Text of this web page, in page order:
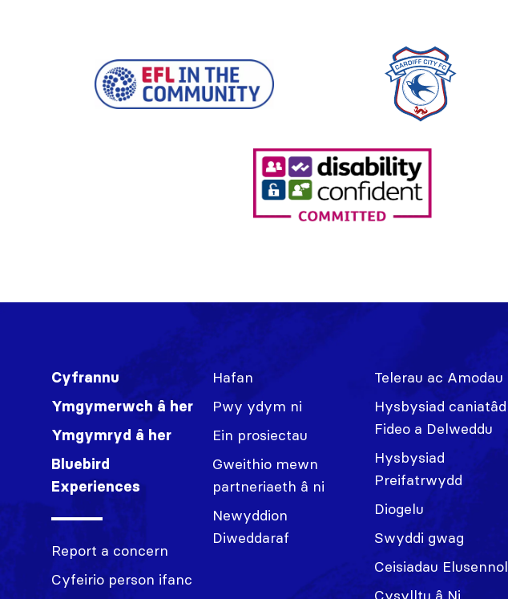
Cyfrannu
Ymgymerwch â her
Ymgymryd â her
Bluebird
Experiences
Report a concern
Cyfeirio person ifanc
Hafan
Pwy ydym ni
Ein prosiectau
Gweithio mewn
partneriaeth â ni
Newyddion
Diweddaraf
Telerau ac Amodau
Hysbysiad caniatâd
Fideo a Delweddu
Hysbysiad
Preifatrwydd
Diogelu
Swyddi gwag
Ceisiadau Elusennol